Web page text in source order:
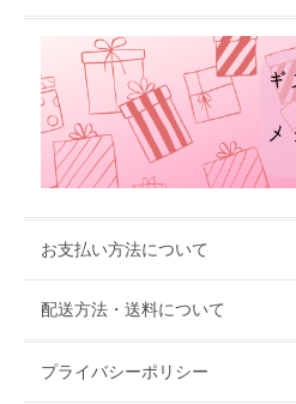
お支払い方法について
配送方法・送料について
プライバシーポリシー